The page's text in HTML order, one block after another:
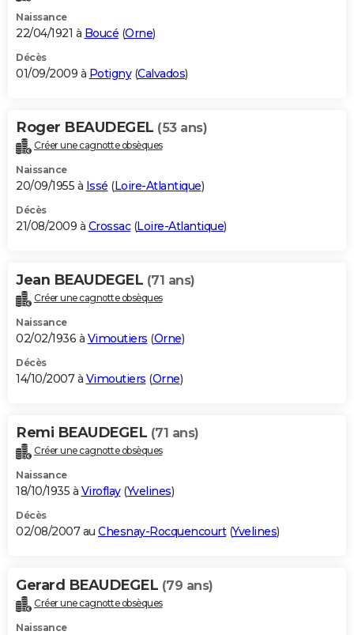
Naissance
22/04/1921 à Boucé (Orne)
Décès
01/09/2009 à Potigny(Calvados)
Roger BEAUDEGEL (53 ans)
Créer une cagnotte obsèques
Naissance
20/09/1955 à Issé (Loire-Atlantique)
Décès
21/08/2009 à Crossac(Loire-Atlantique)
Jean BEAUDEGEL (71 ans)
Créer une cagnotte obsèques
Naissance
02/02/1936 à Vimoutiers (Orne)
Décès
14/10/2007 à Vimoutiers (Orne)
Remi BEAUDEGEL (71 ans)
Créer une cagnotte obsèques
Naissance
18/10/1935 à Viroflay(Yvelines)
Décès
02/08/2007 au Chesnay-Rocquencourt(Yvelines)
Gerard BEAUDEGEL (79 ans)
Créer une cagnotte obsèques
Naissance